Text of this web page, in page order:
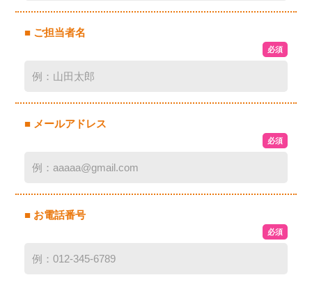
■ ご担当者名
必須
■ メールアドレス
必須
■ お電話番号
必須